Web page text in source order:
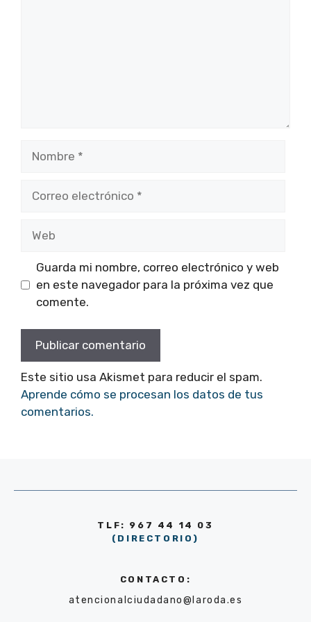
Guarda mi nombre, correo electrónico y web
en este navegador para la próxima vez que
comente.
Este sitio usa Akismet para reducir el spam.
Aprende cómo se procesan los datos de tus
comentarios.
TLF: 967 44 14 03
(DIRECTORIO)
CONTACTO:
atencionalciudadano@laroda.es